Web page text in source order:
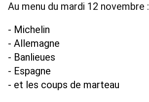
Au menu du mardi 12 novembre :
- Michelin
- Allemagne
- Banlieues
- Espagne
- et les coups de marteau